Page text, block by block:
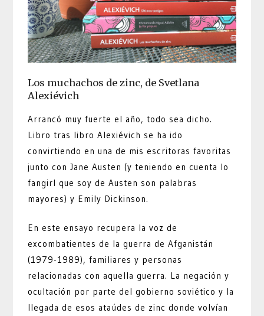
Los muchachos de zinc, de Svetlana
Alexiévich
Arrancó muy fuerte el año, todo sea dicho.
Libro tras libro Alexiévich se ha ido
convirtiendo en una de mis escritoras favoritas
junto con Jane Austen (y teniendo en cuenta lo
fangirl que soy de Austen son palabras
mayores) y Emily Dickinson.
En este ensayo recupera la voz de
excombatientes de la guerra de Afganistán
(1979-1989), familiares y personas
relacionadas con aquella guerra. La negación y
ocultación por parte del gobierno soviético y la
llegada de esos ataúdes de zinc donde volvían